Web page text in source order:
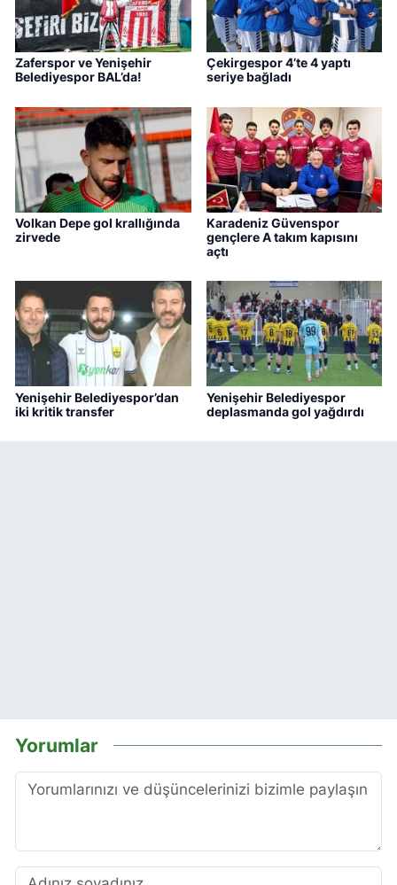
Zaferspor ve Yenişehir
Belediyespor BAL’da!
Çekirgespor 4’te 4 yaptı
seriye bağladı
Volkan Depe gol krallığında
zirvede
Karadeniz Güvenspor
gençlere A takım kapısını
açtı
Yenişehir Belediyespor’dan
iki kritik transfer
Yenişehir Belediyespor
deplasmanda gol yağdırdı
Yorumlar